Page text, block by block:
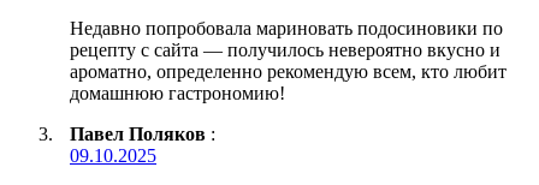
Недавно попробовала мариновать подосиновики по
рецепту с сайта — получилось невероятно вкусно и
ароматно, определенно рекомендую всем, кто любит
домашнюю гастрономию!
Павел Поляков :
09.10.2025